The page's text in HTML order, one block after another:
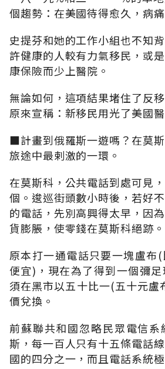
個趨勢：在美國待得愈久，病痛
史提芬和她的工作小組也不知
許健康的人較有力氣移民，或
康保險而少上醫院。
無論如何，這項結果堵住了反
原來宣稱：新移民用光了美國
■計畫到俄羅斯一遊嗎？在莫
旅途中最剌激的一環。
在莫斯科，公共電話到處可見
個。逡巡街頭數小時後，若好
的電話，先別高興得太早，因
貨膨脹，使零錢在莫斯科絕跡。
原本打一通電話只要一塊盧布
便宜)，現在為了得到一個彌
須在黑市以五十比一(五十元盧
價兌換。
前蘇聯共和國忽略民眾電信系
斯，每一百人只有十五條電話
國的四分之一，而且電話系統